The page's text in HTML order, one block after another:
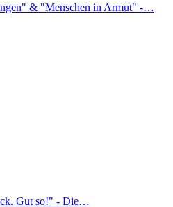
& "Menschen in Armut" -…
Gut so!" - Die…